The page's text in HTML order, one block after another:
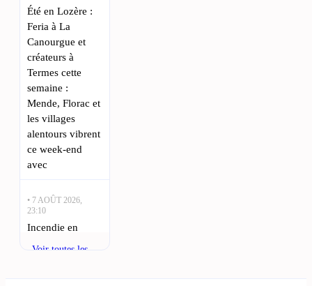
Été en Lozère :
Feria à La
Canourgue et
créateurs à
Termes cette
semaine :
Mende, Florac et
les villages
alentours vibrent
ce week-end
avec
• 7 AOÛT 2026,
23:10
Incendie en
Voir toutes les